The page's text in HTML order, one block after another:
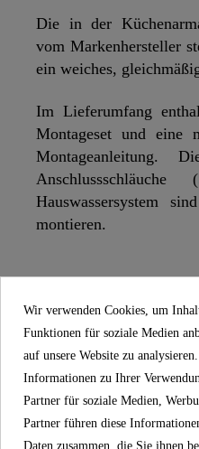
Die in der
vom Markenhersteller
ein weiches,
Im Lieferumfang
Montageset und eine
Montageanleitung.
Hauswassersystem
montieren.
Material
5 Jahre Garantie
Wir verwenden Cookies, um
Funktionen für soziale Medien
auf unsere Website zu
Informationen zu Ihrer
Partner für soziale Medien,
Partner führen diese
Daten zusammen, die Sie ihnen